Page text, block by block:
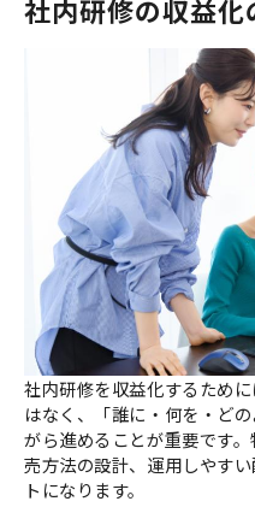
社内研修の収益化
社内研修を収益化するため
はなく、「誰に・何を・ど
がら進めることが重要です
売方法の設計、運用しやす
トになります。